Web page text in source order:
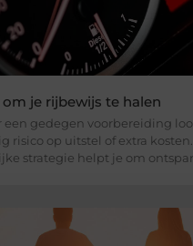
om je rijbewijs te halen
een gedegen voorbereiding
risico op uitstel of extra
strategie helpt je om